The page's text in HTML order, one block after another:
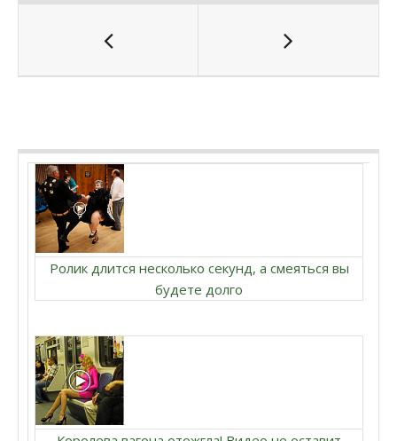
Ролик длится несколько секунд, а смеяться вы
будете долго